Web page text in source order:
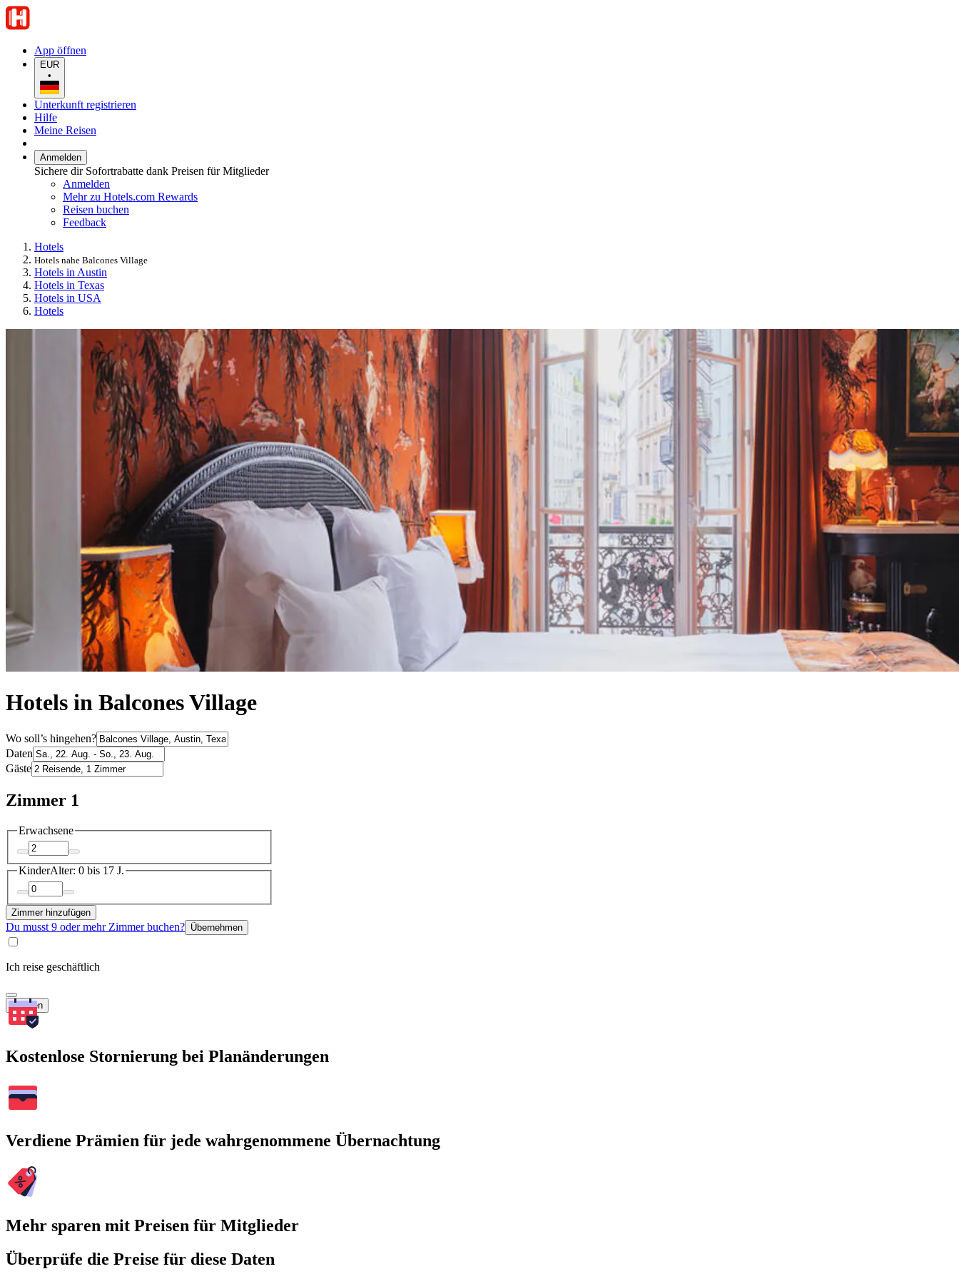
App öffnen
EUR
•
Unterkunft registrieren
Hilfe
Meine Reisen
Anmelden
Sichere dir Sofortrabatte dank Preisen für Mitglieder
Anmelden
Mehr zu Hotels.com Rewards
Reisen buchen
Feedback
Hotels
Hotels nahe Balcones Village
Hotels in Austin
Hotels in Texas
Hotels in USA
Hotels
Hotels in Balcones Village
Wo soll’s hingehen?
Daten
Gäste
Zimmer 1
Erwachsene
KinderAlter: 0 bis 17 J.
Zimmer hinzufügen
Du musst 9 oder mehr Zimmer buchen? Übernehmen
Ich reise geschäftlich
Suchen
Kostenlose Stornierung bei Planänderungen
Verdiene Prämien für jede wahrgenommene Übernachtung
Mehr sparen mit Preisen für Mitglieder
Überprüfe die Preise für diese Daten